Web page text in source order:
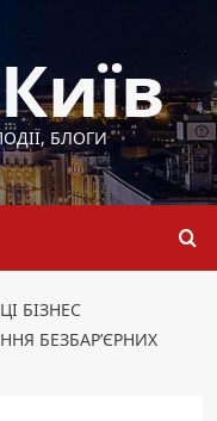
БЛОГИ
БІЗНЕС
БЕЗБАР’ЄРНИХ